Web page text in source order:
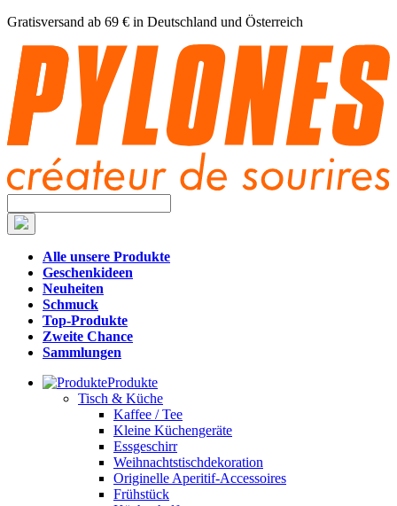
Gratisversand ab 69 € in Deutschland und Österreich
Alle unsere Produkte
Geschenkideen
Neuheiten
Schmuck
Top-Produkte
Zweite Chance
Sammlungen
Produkte
Tisch & Küche
Kaffee / Tee
Kleine Küchengeräte
Essgeschirr
Weihnachtstischdekoration
Originelle Aperitif-Accessoires
Frühstück